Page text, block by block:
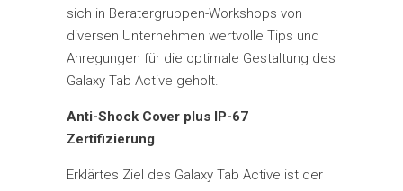
sich in Beratergruppen-Workshops von
diversen Unternehmen wertvolle Tips und
Anregungen für die optimale Gestaltung des
Galaxy Tab Active geholt.
Anti-Shock Cover plus IP-67
Zertifizierung
Erklärtes Ziel des Galaxy Tab Active ist der